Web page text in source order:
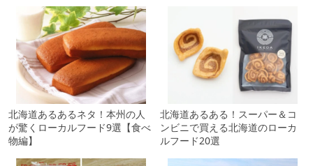
北海道あるあるネタ！本州の人
が驚くローカルフード9選【食べ
物編】
北海道あるある！スーパー＆コ
ンビニで買える北海道のローカ
ルフード20選